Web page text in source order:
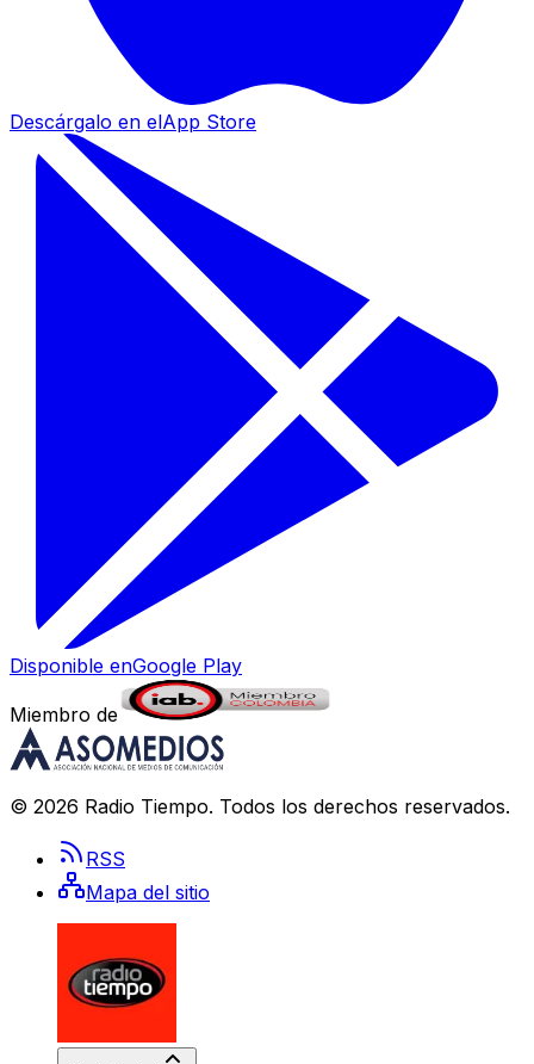
Descárgalo en elApp Store
Disponible enGoogle Play
Miembro de
© 2026 Radio Tiempo. Todos los derechos reservados.
RSS
Mapa del sitio